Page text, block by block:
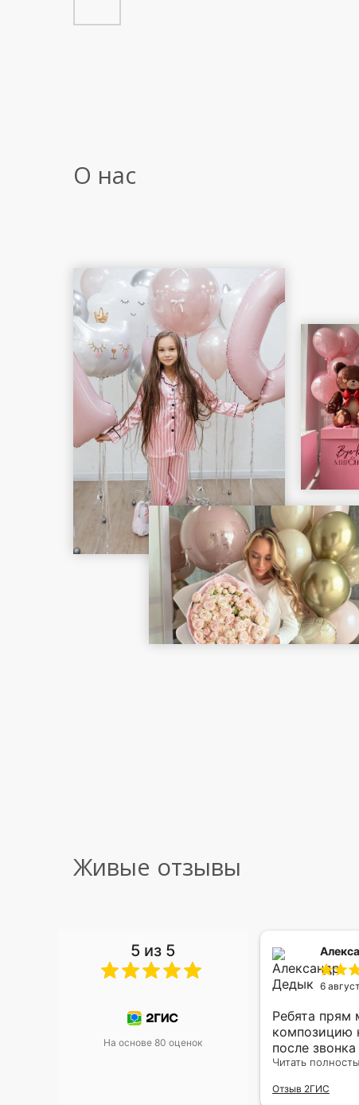
О нас
Живые отзывы
5 из 5
На основе 80 оценок
уже два раза, отличная
6
Ребята прям
композицию
после
Читать
Отзыв 2ГИС